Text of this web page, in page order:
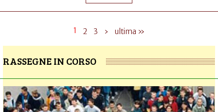
1 2 3 › ultima »
RASSEGNE IN CORSO